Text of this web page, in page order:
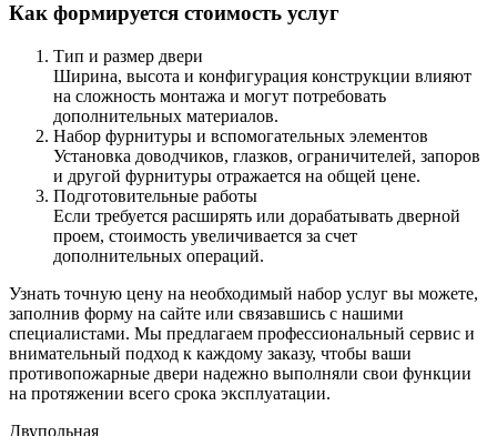
Как формируется стоимость услуг
Тип и размер двери
Ширина, высота и конфигурация конструкции влияют
на сложность монтажа и могут потребовать
дополнительных материалов.
Набор фурнитуры и вспомогательных элементов
Установка доводчиков, глазков, ограничителей, запоров
и другой фурнитуры отражается на общей цене.
Подготовительные работы
Если требуется расширять или дорабатывать дверной
проем, стоимость увеличивается за счет
дополнительных операций.
Узнать точную цену на необходимый набор услуг вы можете,
заполнив форму на сайте или связавшись с нашими
специалистами. Мы предлагаем профессиональный сервис и
внимательный подход к каждому заказу, чтобы ваши
противопожарные двери надежно выполняли свои функции
на протяжении всего срока эксплуатации.
Двупольная